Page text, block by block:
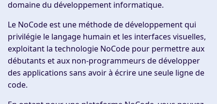
domaine du développement informatique.
Le NoCode est une méthode dedéveloppementqui
privilégie le langage humain et les interfaces visuelles,
exploitant la technologie NoCode pour permettre aux
débutants et aux non-programmeurs de développer
des applications sans avoir à écrire une seule ligne de
code.